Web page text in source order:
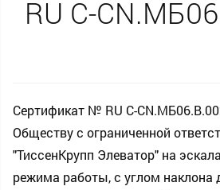
RU С-
Сертификат № RU С-
Обществу с ограниченной
"ТиссенКрупп Элеватор" на
режима работы, с углом наклона